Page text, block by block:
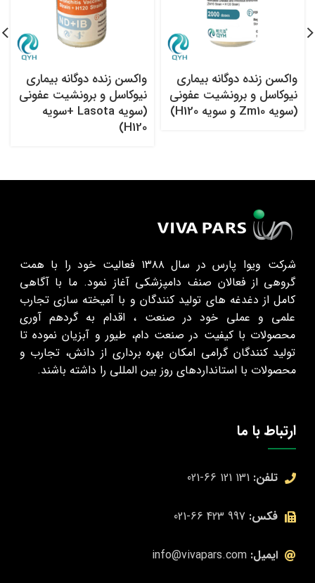
واکسن زنده دوگانه بیماری
نیوکاسل و برونشیت عفونی
(سویه Zm10 و سویه H120)
واکسن زنده دوگانه بیماری
نیوکاسل و برونشیت عفونی
(سویه Lasota +سویه
H120)
ارتباط با ما
تلفن: 131 121 66-021
فکس:
ایمیل: info@vivapars.com
شرکت ویوا پارس در سال ۱۳۸۸ فعالیت خود را با همت
گروهی از فعالان صنف دامپزشکی آغاز نمود. ما با آگاهی
کامل از دغدغه های تولید کنندگان و با آمیخته سازی تجارب
علمی و عملی خود در صنعت ، اقدام به گرد‌هم‌ آوری
محصولات با کیفیت در صنعت دام، طیور و آبزیان نموده تا
تولید کنندگان گرامی امکان بهره‌ برداری از دانش، تجارب و
محصولات با استانداردهای روز بین المللی را داشته باشند.